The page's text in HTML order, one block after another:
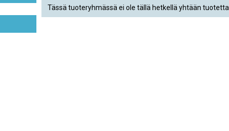
Tässä tuoteryhmässä ei ole tällä hetkellä yhtään tuotetta.